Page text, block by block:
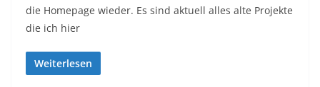
die Homepage wieder. Es sind aktuell alles alte Projekte
die ich hier
Weiterlesen